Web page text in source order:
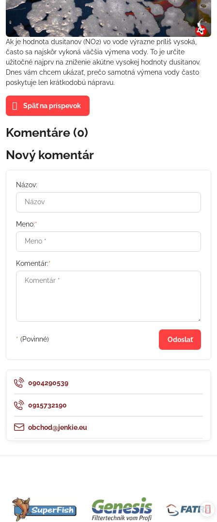
Ak je hodnota dusitanov (NO2) vo vode výrazne príliš vysoká,
často sa najskôr vykoná väčšia výmena vody. To je určite
užitočné najprv na zníženie akútne vysokej hodnoty dusitanov.
Dnes vám chcem ukázať, prečo samotná výmena vody často
poskytuje len krátkodobú nápravu.
Späť na príspevok
Komentáre (0)
Nový komentár
Názov:
Meno:*
Komentár:*
* (Povinné) Odoslať
0904290539
0915732190
obchod@jenkie.eu